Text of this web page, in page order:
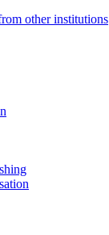
other institutions